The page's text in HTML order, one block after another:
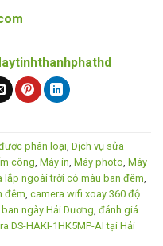
phân loại Dịch vụ sửa
công Máy in Máy photo Máy
lắp ngoài trời có màu ban đêm
đêm camera wifi xoay 360 độ
ngày Hải Dương đánh giá
DS-HAKI-1HK5MP-AI tại Hải